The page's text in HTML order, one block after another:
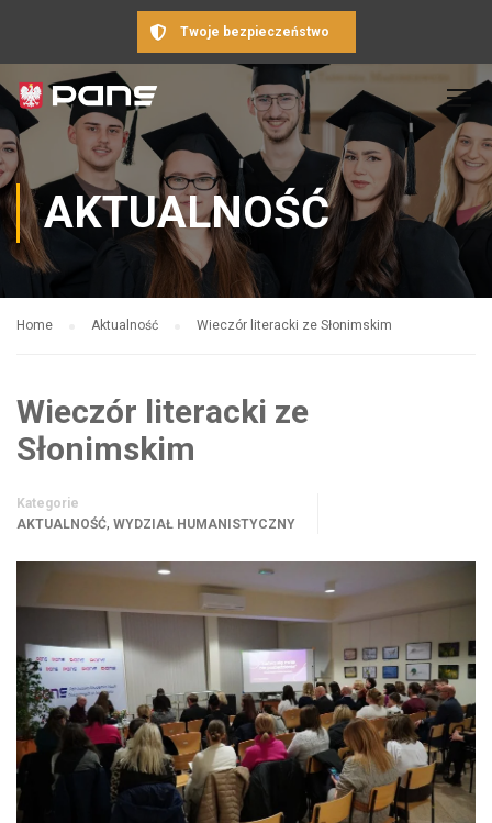
Twoje bezpieczeństwo
AKTUALNOŚĆ
Home Aktualność Wieczór literacki ze Słonimskim
Wieczór literacki ze
Słonimskim
Kategorie
AKTUALNOŚĆ, WYDZIAŁ HUMANISTYCZNY